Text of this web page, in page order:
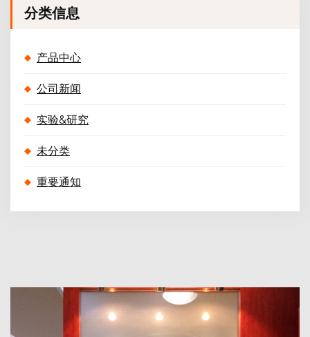
分类信息
产品中心
公司新闻
实验&研究
未分类
重要通知